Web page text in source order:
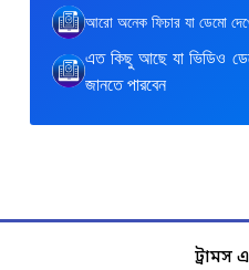
আরো অনেক ফিচার যা ডেমো
এত কিছু আছে যা ভিডিও
জানতে পারবেন
ট্রামস